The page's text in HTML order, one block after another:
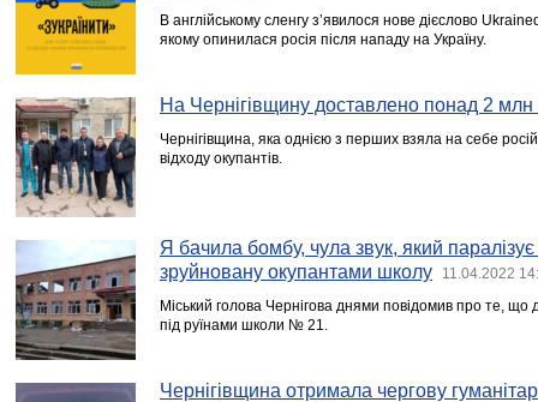
В англійському сленгу з’явилося нове дієслово
якому опинилася росія після нападу на Україну.
На Чернігівщину доставлено понад 2 млн
Чернігівщина, яка однією з перших взяла на себе
відходу окупантів.
Я бачила бомбу, чула звук, який
зруйновану окупантами школу
11.04.2022
Міський голова Чернігова днями повідомив про те, що
під руїнами школи № 21.
Чернігівщина отримала чергову